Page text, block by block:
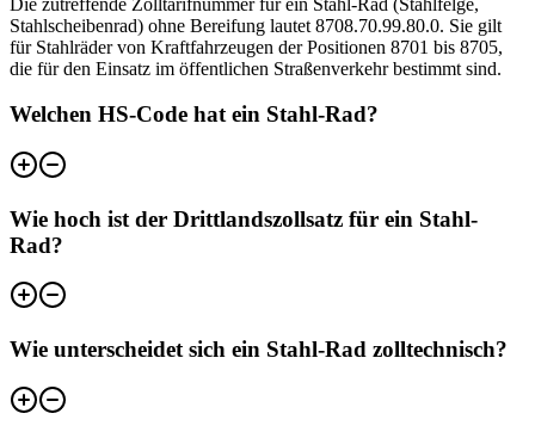
Stahlscheibenrad) ohne Bereifung lautet 8708.70.99.80.0. Sie gilt
für Stahlräder von Kraftfahrzeugen der Positionen 8701 bis 8705,
die für den Einsatz im öffentlichen Straßenverkehr bestimmt sind.
Welchen HS-Code hat ein Stahl-Rad?
Wie hoch ist der Drittlandszollsatz für ein Stahl-
Rad?
Wie unterscheidet sich ein Stahl-Rad zolltechnisch?